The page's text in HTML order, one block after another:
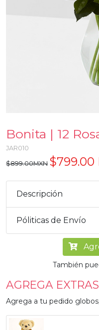
Bonita | 12
JAR010
$899.00MXN $799.00
Descripción
Póliticas de Envío
También
AGREGA
Agrega a tu pedido